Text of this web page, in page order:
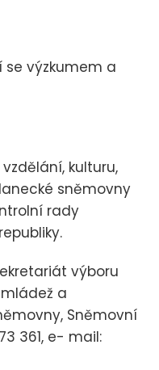
výzkumem a
kulturu,
sněmovny
rady
výboru
a
Sněmovní
361, e- mail: